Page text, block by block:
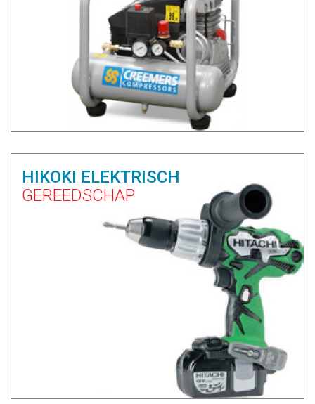
HIKOKI ELEKTRISCH
GEREEDSCHAP